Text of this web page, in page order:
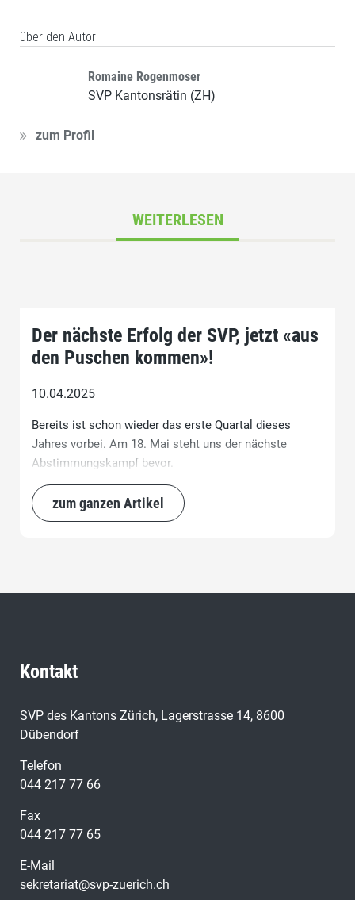
über den Autor
Romaine Rogenmoser
SVP Kantonsrätin (ZH)
zum Profil
WEITERLESEN
Der nächste Erfolg der SVP, jetzt «aus
den Puschen kommen»!
10.04.2025
Bereits ist schon wieder das erste Quartal dieses
Jahres vorbei. Am 18. Mai steht uns der nächste
Abstimmungskampf bevor.
zum ganzen Artikel
Kontakt
SVP des Kantons Zürich, Lagerstrasse 14, 8600
Dübendorf
Telefon
044 217 77 66
Fax
044 217 77 65
E-Mail
sekretariat@svp-zuerich.ch